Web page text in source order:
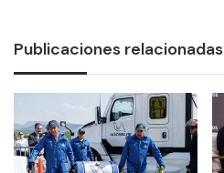
Publicaciones relacionadas